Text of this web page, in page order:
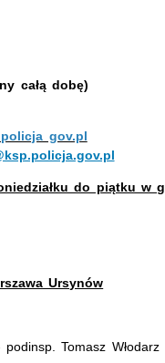
całą dobę)
gov.pl
do piątku w
Ursynów
podinsp. Tomasz Włodarz